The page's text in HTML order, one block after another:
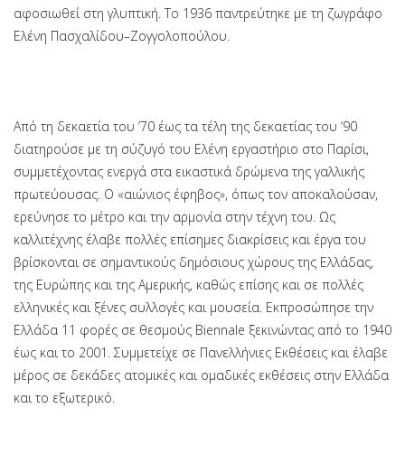
αφοσιωθεί στη γλυπτική. Το 1936 παντρεύτηκε με τη ζωγράφο
Ελένη Πασχαλίδου–Ζογγολοπούλου.
Από τη δεκαετία του ’70 έως τα τέλη της δεκαετίας του ’90
διατηρούσε με τη σύζυγό του Ελένη εργαστήριο στο Παρίσι,
συμμετέχοντας ενεργά στα εικαστικά δρώμενα της γαλλικής
πρωτεύουσας. Ο «αιώνιος έφηβος», όπως τον αποκαλούσαν,
ερεύνησε το μέτρο και την αρμονία στην τέχνη του. Ως
καλλιτέχνης έλαβε πολλές επίσημες διακρίσεις και έργα του
βρίσκονται σε σημαντικούς δημόσιους χώρους της Ελλάδας,
της Ευρώπης και της Αμερικής, καθώς επίσης και σε πολλές
ελληνικές και ξένες συλλογές και μουσεία. Εκπροσώπησε την
Ελλάδα 11 φορές σε θεσμούς Biennale ξεκινώντας από το 1940
έως και το 2001. Συμμετείχε σε Πανελλήνιες Εκθέσεις και έλαβε
μέρος σε δεκάδες ατομικές και ομαδικές εκθέσεις στην Ελλάδα
και το εξωτερικό.